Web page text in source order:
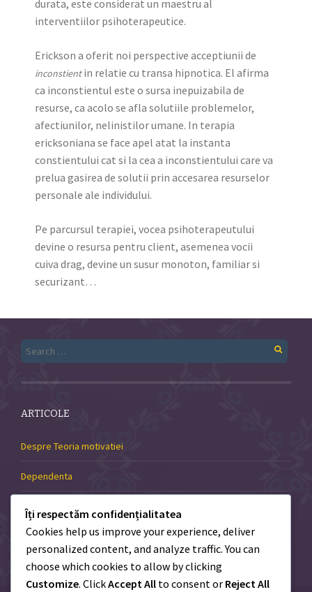
durata, este considerat un maestru al
interventiilor psihoterapeutice.
Erickson a oferit noi perspective acceptiunii de
inconstientin relatie cu transa hipnotica. El afirma
ca inconstientul este o sursa inepuizabila de
resurse, ca acolo se afla solutiile problemelor,
afectiunilor, nelinistilor umane. In terapia
ericksoniana se face apel atat la instanta
constientului cat si la cea a inconstientului care va
prelua gasirea de solutii prin accesarea resurselor
personale ale individului.
Pe parcursul terapiei, vocea psihoterapeutului
devine o resursa pentru client, asemenea vocii
cuiva drag, devine un susur monoton, familiar si
securizant…
Search
ARTICOLE
Despre Teoria motivatiei
Dependenta
Autodisciplina și stima de sine
Sanatatea emotionala a copilului tau
Terapia prin hipnoza
Îți respectăm confidențialitatea
Cookies help us improve your experience, deliver
personalized content, and analyze traffic. You can
choose which cookies to allow by clicking
Customize. ClickAccept All to consent or Reject All